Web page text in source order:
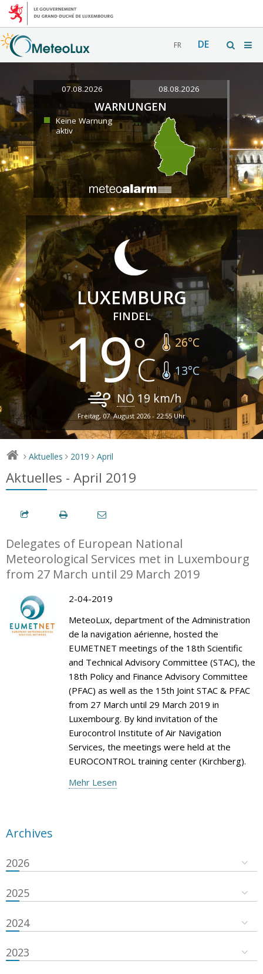
FR DE
07.08.2026 08.08.2026
WARNUNGEN
Keine Warnung
aktiv
LUXEMBURG
FINDEL
19 26°C
13°C
NO 19 km/h
Freitag, 07. August 2026 - 22:55 Uhr
> Aktuelles > 2019 > April
Aktuelles - April 2019
Delegates of European National
Meteorological Services met in Luxembourg
from 27 March until 29 March 2019
2-04-2019
MeteoLux, department of the Administration
de la navigation aérienne, hosted the
EUMETNET meetings of the 18th Scientific
and Technical Advisory Committee (STAC), the
18th Policy and Finance Advisory Committee
(PFAC) as well as the 15th Joint STAC & PFAC
from 27 March until 29 March 2019 in
Luxembourg. By kind invitation of the
Eurocontrol Institute of Air Navigation
Services, the meetings were held at the
EUROCONTROL training center (Kirchberg).
Mehr Lesen
Archives
2026
2025
2024
2023